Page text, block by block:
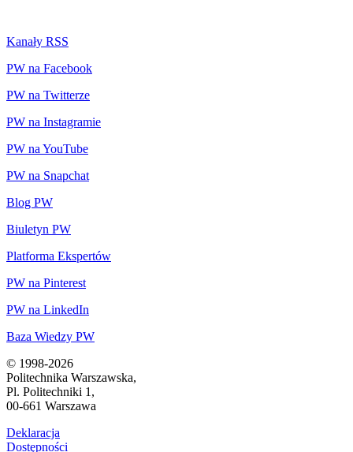
Kanały RSS
PW na Facebook
PW na Twitterze
PW na Instagramie
PW na YouTube
PW na Snapchat
Blog PW
Biuletyn PW
Platforma Ekspertów
PW na Pinterest
PW na LinkedIn
Baza Wiedzy PW
© 1998-2026
Politechnika Warszawska,
Pl. Politechniki 1,
00-661 Warszawa
Deklaracja
Dostępności